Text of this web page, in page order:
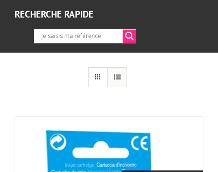
RECHERCHE RAPIDE